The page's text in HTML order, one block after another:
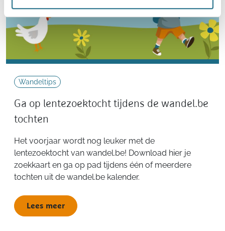
Wandeltips
Ga op lentezoektocht tijdens de wandel.be
tochten
Het voorjaar wordt nog leuker met de
lentezoektocht van wandel.be! Download hier je
zoekkaart en ga op pad tijdens één of meerdere
tochten uit de wandel.be kalender.
Lees meer